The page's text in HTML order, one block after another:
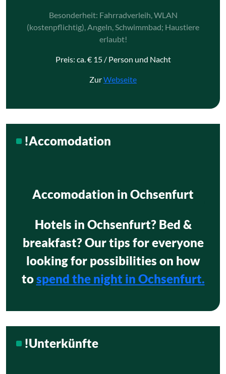
Besonderheit: Fahrradverleih, WLAN
(kostenpflichtig), Angeln, Schwimmbad; Haustiere
erlaubt!
Preis: ca. € 15 / Person und Nacht
ZurWebseite
!Accomodation
Accomodation in Ochsenfurt
Hotels in Ochsenfurt? Bed &
breakfast? Our tips for everyone
looking for possibilities on how
tospend the night in Ochsenfurt.
!Unterkünfte